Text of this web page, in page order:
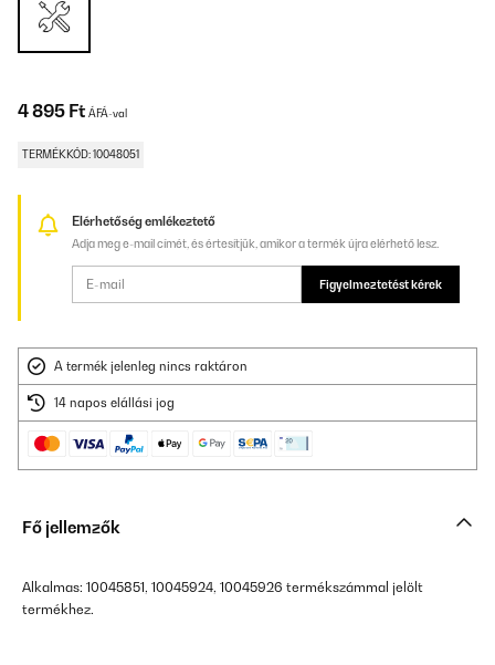
4 895 Ft ÁFÁ-val
TERMÉKKÓD: 10048051
Elérhetőség emlékeztető
Adja meg e-mail címét, és értesítjük, amikor a termék újra elérhető lesz.
Figyelmeztetést kérek
A termék jelenleg nincs raktáron
14 napos elállási jog
Fő jellemzők
Alkalmas: 10045851, 10045924, 10045926 termékszámmal jelölt
termékhez.